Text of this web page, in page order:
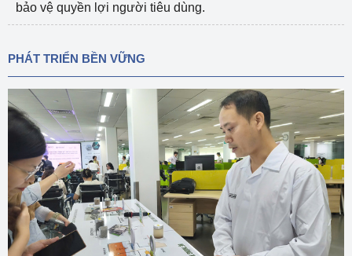
bảo vệ quyền lợi người tiêu dùng.
PHÁT TRIỂN BỀN VỮNG